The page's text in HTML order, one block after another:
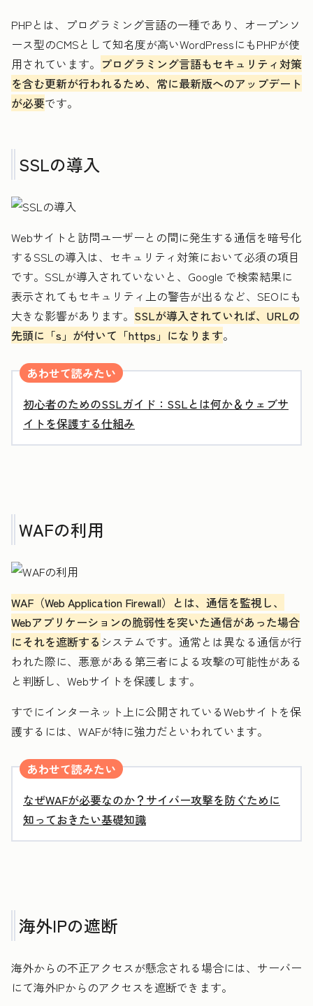
PHPとは、プログラミング言語の一種であり、オープンソ
ース型のCMSとして知名度が高いWordPressにもPHPが使
用されています。 プログラミング言語もセキュリティ対策
を含む更新が行われるため、常に最新版へのアップデート
が必要です。
SSLの導入
Webサイトと訪問ユーザーとの間に発生する通信を暗号化
するSSLの導入は、セキュリティ対策において必須の項目
です。SSLが導入されていないと、Google で検索結果に
表示されてもセキュリティ上の警告が出るなど、SEOにも
大きな影響があります。 SSLが導入されていれば、URLの
先頭に「s」が付いて「https」になります。
あわせて読みたい
初心者のためのSSLガイド：SSLとは何か＆ウェブサ
イトを保護する仕組み
WAFの利用
WAF（Web Application Firewall）とは、通信を監視し、
Webアプリケーションの脆弱性を突いた通信があった場合
にそれを遮断する システムです。通常とは異なる通信が行
われた際に、悪意がある第三者による攻撃の可能性がある
と判断し、Webサイトを保護します。
すでにインターネット上に公開されているWebサイトを保
護するには、WAFが特に強力だといわれています。
あわせて読みたい
なぜWAFが必要なのか？サイバー攻撃を防ぐために
知っておきたい基礎知識
海外IPの遮断
海外からの不正アクセスが懸念される場合には、サーバー
にて海外IPからのアクセスを遮断できます。